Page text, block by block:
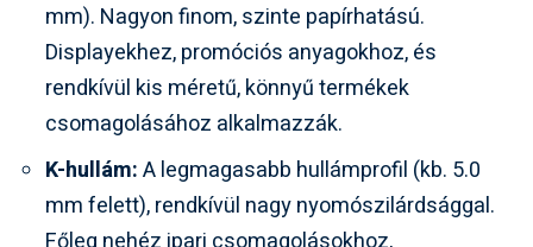
mm). Nagyon finom, szinte papírhatású.
Displayekhez, promóciós anyagokhoz, és
rendkívül kis méretű, könnyű termékek
csomagolásához alkalmazzák.
K-hullám:A legmagasabb hullámprofil (kb. 5.0
mm felett), rendkívül nagy nyomószilárdsággal.